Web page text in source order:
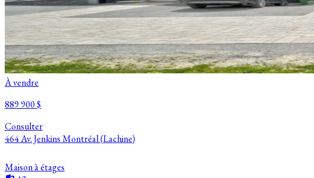
À vendre
889 900 $
Consulter
464 Av. Jenkins Montréal (Lachine)
Maison à étages